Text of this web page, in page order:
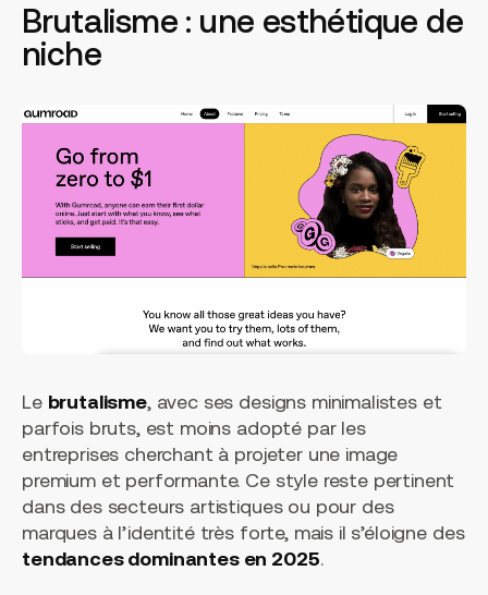
Brutalisme : une esthétique de
niche
Le brutalisme, avec ses designs minimalistes et
parfois bruts, est moins adopté par les
entreprises cherchant à projeter une image
premium et performante. Ce style reste pertinent
dans des secteurs artistiques ou pour des
marques à l’identité très forte, mais il s’éloigne des
tendances dominantes en 2025.